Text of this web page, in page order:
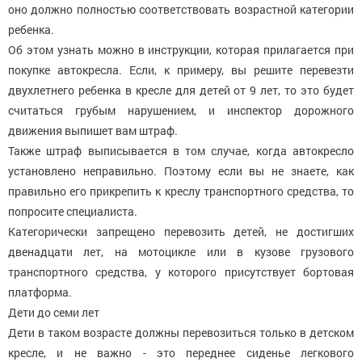
оно должно полностью соответствовать возрастной категории
ребенка.
Об этом узнать можно в инструкции, которая прилагается при
покупке автокресла. Если, к примеру, вы решите перевезти
двухлетнего ребенка в кресле для детей от 9 лет, то это будет
считаться грубым нарушением, и инспектор дорожного
движения выпишет вам штраф.
Также штраф выписывается в том случае, когда автокресло
установлено неправильно. Поэтому если вы не знаете, как
правильно его прикрепить к креслу транспортного средства, то
попросите специалиста.
Категорически запрещено перевозить детей, не достигших
двенадцати лет, на мотоцикле или в кузове грузового
транспортного средства, у которого присутствует бортовая
платформа.
Дети до семи лет
Дети в таком возрасте должны перевозиться только в детском
кресле, и не важно - это переднее сиденье легкового